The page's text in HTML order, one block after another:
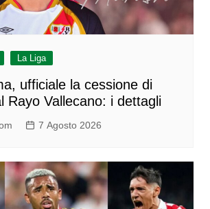
La Liga
ufficiale la cessione di
Rayo Vallecano: i dettagli
7 Agosto 2026